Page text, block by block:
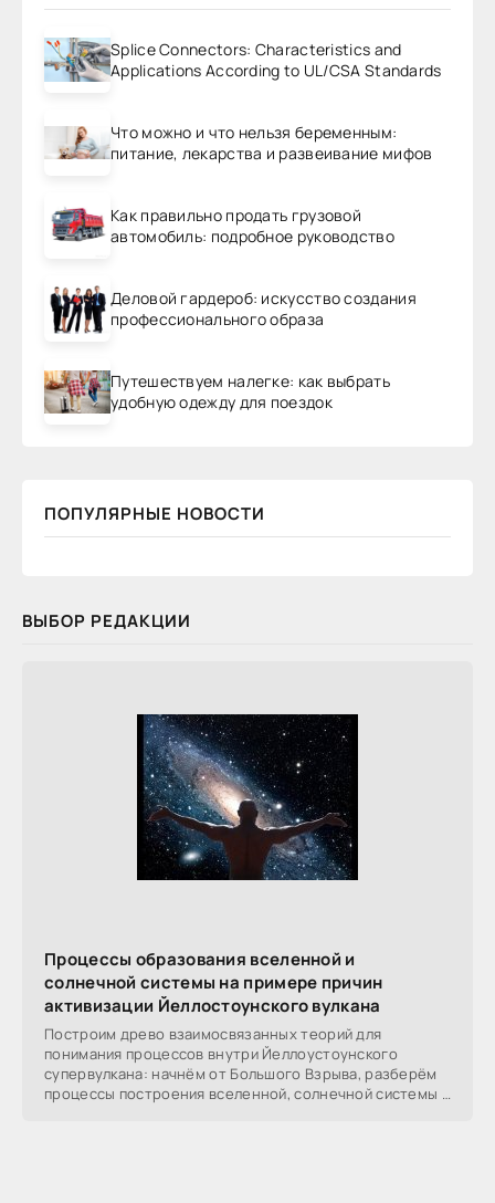
Splice Connectors: Characteristics and
Applications According to UL/CSA Standards
Что можно и что нельзя беременным:
питание, лекарства и развеивание мифов
Как правильно продать грузовой
автомобиль: подробное руководство
Деловой гардероб: искусство создания
профессионального образа
Путешествуем налегке: как выбрать
удобную одежду для поездок
ПОПУЛЯРНЫЕ НОВОСТИ
ВЫБОР РЕДАКЦИИ
Процессы образования вселенной и
солнечной системы на примере причин
активизации Йеллостоунского вулкана
Построим древо взаимосвязанных теорий для
понимания процессов внутри Йеллоустоунского
супервулкана: начнём от Большого Взрыва, разберём
процессы построения вселенной, солнечной системы в